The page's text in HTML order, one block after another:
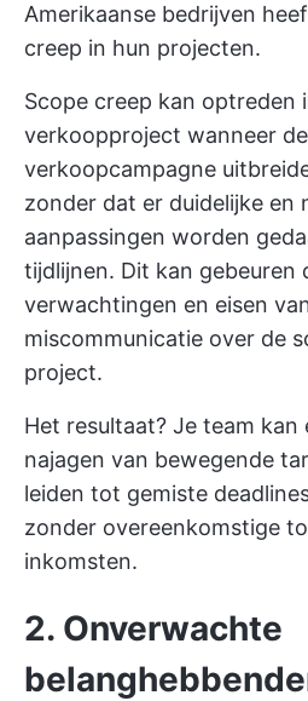
Amerikaanse bedrijven
creep in hun projecten.
Scope creep kan optreden
verkoopproject wanneer
verkoopcampagne
zonder dat er duidelijke en
aanpassingen worden
tijdlijnen. Dit kan gebeuren
verwachtingen en eisen
miscommunicatie over de
project.
Het resultaat? Je team
najagen van bewegende
leiden tot gemiste
zonder overeenkomstige
inkomsten.
2. Onverwachte